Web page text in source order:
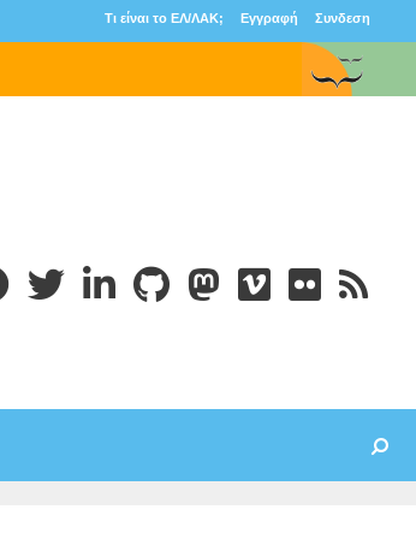
Τι είναι το ΕΛ/ΛΑΚ; Εγγραφή Συνδεση
Search